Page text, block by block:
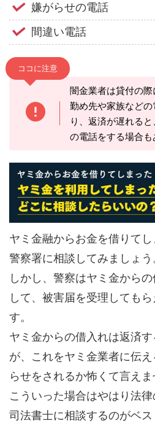
嫌がらせの電話
間違い電話
ココに注意
闇金業者は貸付の
勤め先や家族など
り、返済が遅れる
の電話をする場合も
ヤミ金融からお金を借りて
警察署に相談してみましょう
しかし、警察はヤミ金から
して、被害届を受理しても
す。
ヤミ金からの借入れは返済
が、これをヤミ金業者に伝
らせをされるか怖くて言えま
こういった場合はやはり法
司法書士に相談するのがベス